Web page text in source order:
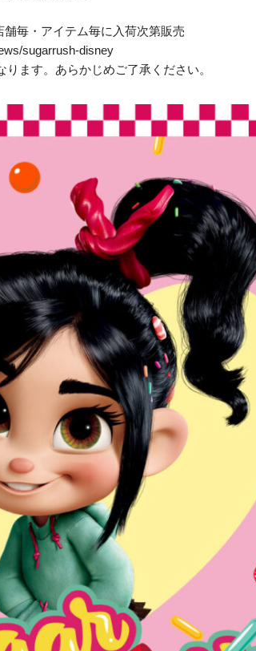
毎・アイテム毎に入荷次第販売
sugarrush-disney
ます。あらかじめご了承ください。